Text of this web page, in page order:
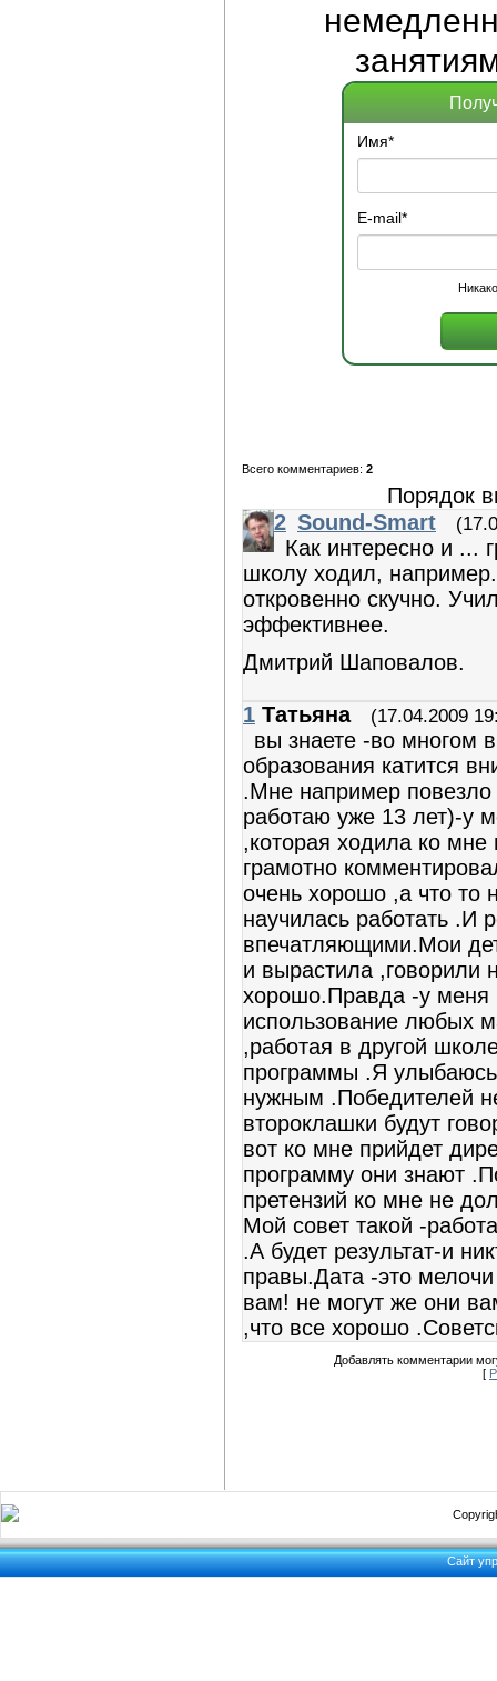
Имя*
E-mail*
Всего комментариев: 2
Порядок
2 Sound-Smart
Как интересно и ...
школу ходил,
откровенно скучно.
эффективнее.
Дмитрий Шаповалов.
1 Татьяна (17.04.2009
вы знаете -во многом
образования катится
.Мне например повезло
работаю уже 13 лет)-у
,которая ходила ко
грамотно
очень хорошо ,а что то
научилась работать .И
впечатляющими.Мои
и вырастила ,говорили
хорошо.Правда -у меня
использование любых
,работая в другой
программы .Я
нужным .Победителей
второклашки будут
вот ко мне прийдет
программу они знают
претензий ко мне не
Мой совет такой -
.А будет результат-и
правы.Дата -это
вам! не могут же они
,что все хорошо
Добавлять комментарии
[
Сайт